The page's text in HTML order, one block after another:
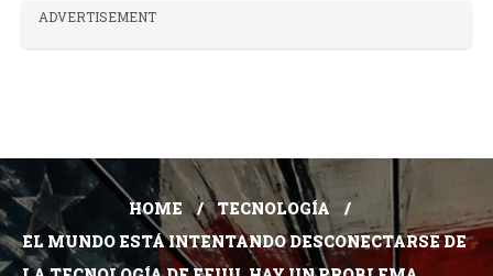
ADVERTISEMENT
HOME
TECNOLOGÍA
EL MUNDO ESTÁ INTENTANDO DESCONECTARSE DE